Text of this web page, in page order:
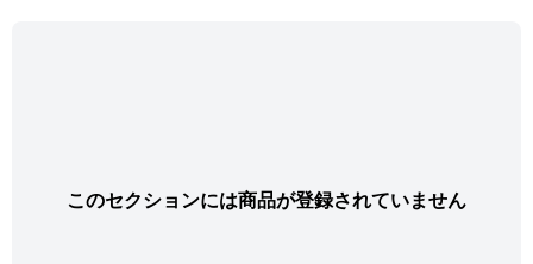
このセクションには商品が登録されていません